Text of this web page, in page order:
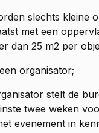
slechts kleine
met een
dan 25 m2 per
organisator;
stelt de
twee weken
evenement in